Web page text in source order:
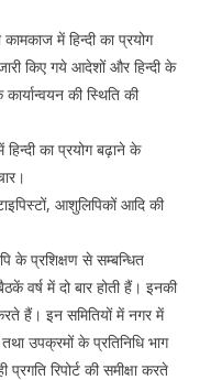
में हिन्दी का प्रयोग
किए गये आदेशों और हिन्दी के
की स्थिति की
का प्रयोग बढ़ाने के
आशुलिपिकों आदि की
के प्रशिक्षण से सम्बन्धित
वर्ष में दो बार होती हैं। इनकी
हैं। इन समितियों में नगर में
उपक्रमों के प्रतिनिधि भाग
रिपोर्ट की समीक्षा करते